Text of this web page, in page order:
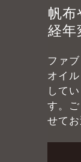
帆
経年
ファ
オイ
して
す。
せて